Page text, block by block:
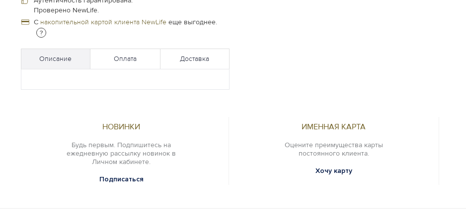
Проверено NewLife.
С накопительной картой клиента NewLife еще выгоднее.
?
Описание Оплата Доставка
НОВИНКИ
Будь первым. Подпишитесь на
ежедневную рассылку новинок в
Личном кабинете.
Подписаться
ИМЕННАЯ КАРТА
Оцените преимущества карты
постоянного клиента.
Хочу карту